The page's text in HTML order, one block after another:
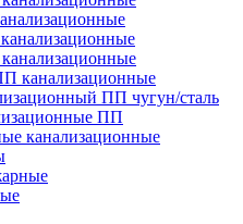
канализационные
ПП чугун/сталь
ПП
канализационные